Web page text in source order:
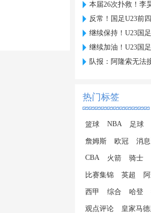
本届26次扑救！李昊上
反常！国足U23前四场
继续保持！U23国足本
继续加油！U23国足半
队报：阿隆索无法接受
热门标签
篮球 NBA 足球
詹姆斯 欧冠 消
CBA 火箭 骑士
比赛集锦 英超
西甲 综合 哈登
观点评论 皇家马德